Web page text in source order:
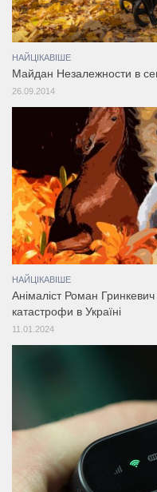
НАЙЦІКАВІШЕ
Майдан Незалежности в
26.09.2014
НАЙЦІКАВІШЕ
Анімаліст Роман Гринкевич
катастрофи в Україні
11.01.2024